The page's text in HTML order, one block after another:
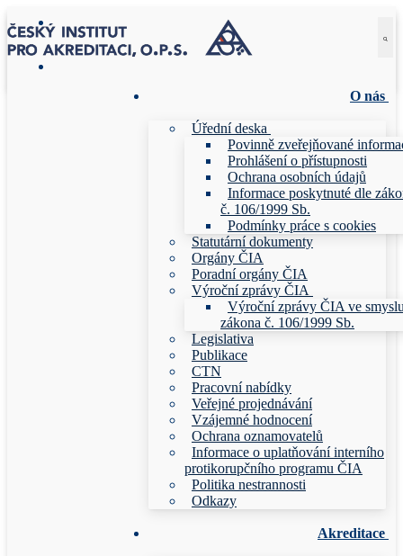
Přeskočit
na
obsah
Menu
Zavřeno
O nás
Úřední deska
Povinně zveřejňované
Prohlášení o přístupnosti
Ochrana osobních údajů
Informace poskytnuté dle
č. 106/1999 Sb.
Podmínky práce s cookies
Statutární dokumenty
Orgány ČIA
Poradní orgány ČIA
Výroční zprávy ČIA
Výroční zprávy ČIA ve
zákona č. 106/1999 Sb.
Legislativa
Publikace
CTN
Pracovní nabídky
Veřejné projednávání
Vzájemné hodnocení
Ochrana oznamovatelů
Informace o uplatňování interního
protikorupčního programu ČIA
Politika nestrannosti
Odkazy
Akreditace